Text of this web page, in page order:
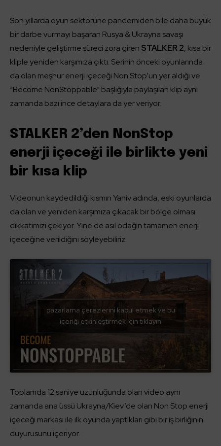
Son yıllarda oyun sektörüne pandemiden bile daha büyük
bir darbe vurmayı başaran Rusya & Ukrayna savaşı
nedeniyle geliştirme süreci zora giren STALKER 2, kısa bir
kliple yeniden karşımıza çıktı. Serinin önceki oyunlarında
da olan meşhur enerji içeceği Non Stop’un yer aldığı ve
“Become NonStoppable” başlığıyla paylaşılan klip aynı
zamanda bazı ince detaylara da yer veriyor.
STALKER 2’den NonStop
enerji içeceği ile birlikte yeni
bir kısa klip
Videonun kaydedildiği kısmın Yaniv adında, eski oyunlarda
da olan ve yeniden karşımıza çıkacak bir bölge olması
dikkatimizi çekiyor. Yine de asıl odağın tamamen enerji
içeceğine verildiğini söyleyebiliriz.
pazarlama çerezlerini kabul etmek ve bu
içeriği etkinleştirmek için tıklayın
Toplamda 12 saniye uzunluğunda olan video aynı
zamanda ana üssü Ukrayna/Kiev’de olan Non Stop enerji
içeceği markası ile ilk oyunda yaptıkları gibi bir iş birliğinin
duyurusunu içeriyor.